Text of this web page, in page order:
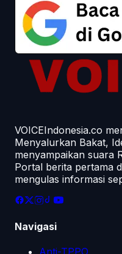
VOICEIndonesia.co
Menyalurkan Bakat,
menyampaikan suara
Portal berita pertama
mengulas informasi
Navigasi